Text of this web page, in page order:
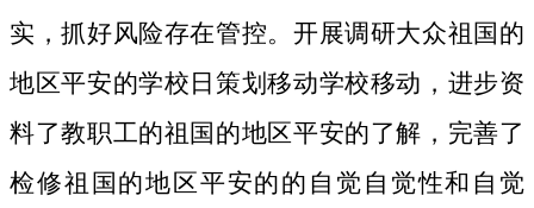
实，抓好风险存在管控。开展调研大众祖国的
地区平安的学校日策划移动学校移动，进步资
料了教职工的祖国的地区平安的了解，完善了
检修祖国的地区平安的的自觉自觉性和自觉